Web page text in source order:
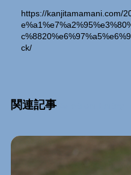
https://kanjitamamani.com/
ck/
関連記事Relation Entry